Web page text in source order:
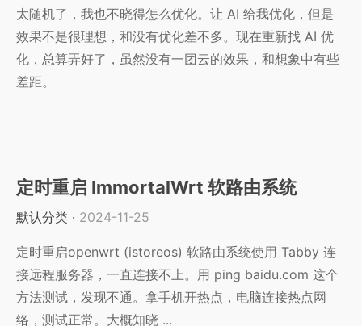
太随机了，我也不晓得怎么优化。让 AI 给我优化，但是
效果不是很理想，和没有优化差不多。现在重新找 AI 优
化，总算弄好了，虽然没有一团云的效果，和想象中有些
差距。
定时重启 ImmortalWrt 软路由系统
默认分类 · 2024-11-25
定时重启openwrt (istoreos) 软路由系统使用 Tabby 连
接远程服务器，一直连接不上。用 ping baidu.com 这个
方法测试，发现不通。拿手机开热点，电脑连接热点网
络，测试正常。大概知晓 ...